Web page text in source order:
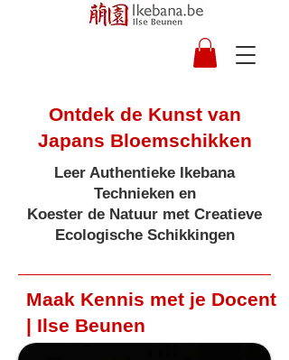
Ontdek de Kunst van
Japans Bloemschikken
Leer Authentieke Ikebana
Technieken en
Koester de Natuur met Creatieve
Ecologische Schikkingen
Maak Kennis met je Docent
| Ilse Beunen